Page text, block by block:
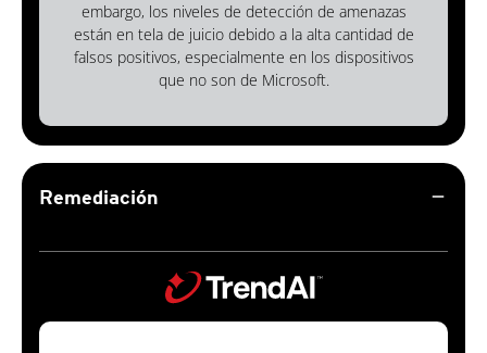
embargo, los niveles de detección de amenazas
están en tela de juicio debido a la alta cantidad de
falsos positivos, especialmente en los dispositivos
que no son de Microsoft.
Remediación remove